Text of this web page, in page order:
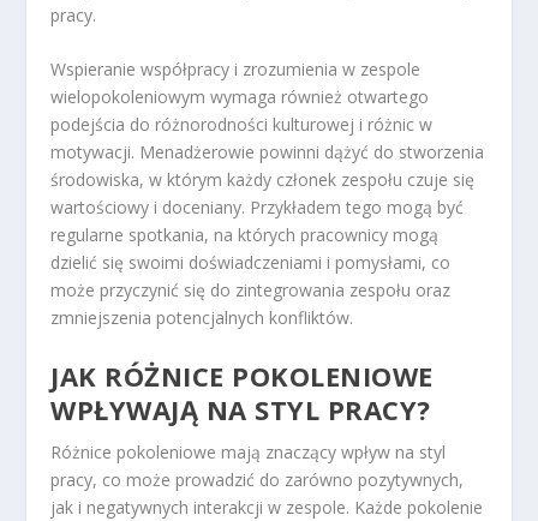
pracy.
Wspieranie współpracy i zrozumienia w zespole
wielopokoleniowym wymaga również otwartego
podejścia do różnorodności kulturowej i różnic w
motywacji. Menadżerowie powinni dążyć do stworzenia
środowiska, w którym każdy członek zespołu czuje się
wartościowy i doceniany. Przykładem tego mogą być
regularne spotkania, na których pracownicy mogą
dzielić się swoimi doświadczeniami i pomysłami, co
może przyczynić się do zintegrowania zespołu oraz
zmniejszenia potencjalnych konfliktów.
JAK RÓŻNICE POKOLENIOWE
WPŁYWAJĄ NA STYL PRACY?
Różnice pokoleniowe mają znaczący wpływ na styl
pracy, co może prowadzić do zarówno pozytywnych,
jak i negatywnych interakcji w zespole. Każde pokolenie